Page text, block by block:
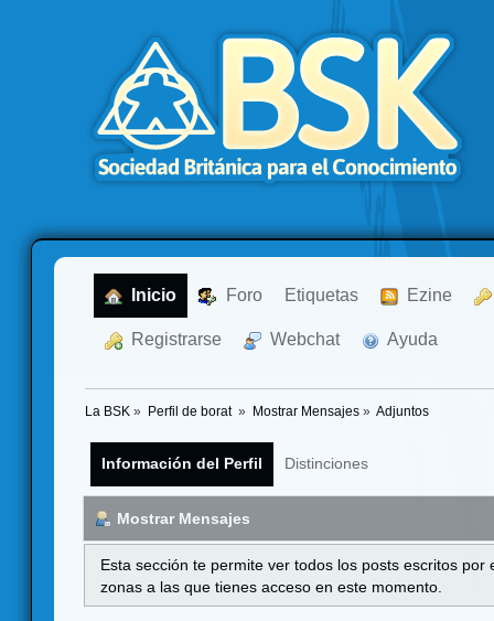
Inicio Foro Etiquetas Ezine
Registrarse Webchat Ayuda
La BSK » Perfil de borat » Mostrar Mensajes» Adjuntos
Información del Perfil Distinciones
Mostrar Mensajes
Esta sección te permite ver todos los posts escritos
zonas a las que tienes acceso en este momento.